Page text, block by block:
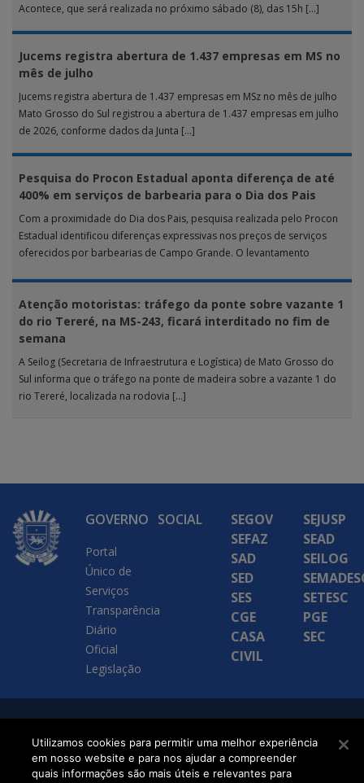
Acontece, que será realizada no próximo sábado (8), das 15h […]
Jucems registra abertura de 1.437 empresas em MS no
mês de julho
Jucems registra abertura de 1.437 empresas em MSz no mês de julho
Mato Grosso do Sul registrou a abertura de 1.437 empresas em julho
de 2026, conforme dados da Junta […]
Pesquisa do Procon Estadual aponta diferença de até
400% em serviços de barbearia para o Dia dos Pais
Com a proximidade do Dia dos Pais, pesquisa realizada pelo Procon
Estadual identificou diferenças expressivas nos preços de serviços
oferecidos por barbearias de Campo Grande. O levantamento
Atenção motoristas: tráfego da ponte sobre vazante 1
do rio Tereré, na MS-243, ficará interditado no fim de
semana
A Seilog (Secretaria de Infraestrutura e Logística) de Mato Grosso do
Sul informa que o tráfego na ponte de madeira sobre a vazante 1 do
rio Tereré, localizada na rodovia […]
GOVERNO
Portal
Único de
Serviços
Transparência
Diário
Oficial
Legislação
SOCIAL
SEGOV
SEFAZ
SAD
SED
SES
CGE
CASA
CIVIL
SEJUSP
SEAD
SEILOG
SETESC
PGE
SEC
Executiva de
Transformação Digital
Utilizamos cookies para permitir uma melhor experiência
em nosso website e para nos ajudar a compreender
quais informações são mais úteis e relevantes para